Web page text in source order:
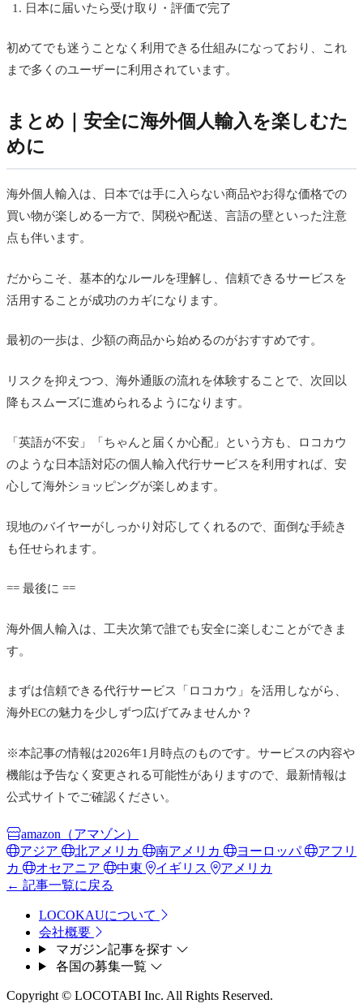
日本に届いたら受け取り・評価で完了
初めてでも迷うことなく利用できる仕組みになっており、これ
まで多くのユーザーに利用されています。
まとめ｜安全に海外個人輸入を楽しむた
めに
海外個人輸入は、日本では手に入らない商品やお得な価格での
買い物が楽しめる一方で、関税や配送、言語の壁といった注意
点も伴います。
だからこそ、基本的なルールを理解し、信頼できるサービスを
活用することが成功のカギになります。
最初の一歩は、少額の商品から始めるのがおすすめです。
リスクを抑えつつ、海外通販の流れを体験することで、次回以
降もスムーズに進められるようになります。
「英語が不安」「ちゃんと届くか心配」という方も、ロコカウ
のような日本語対応の個人輸入代行サービスを利用すれば、安
心して海外ショッピングが楽しめます。
現地のバイヤーがしっかり対応してくれるので、面倒な手続き
も任せられます。
== 最後に ==
海外個人輸入は、工夫次第で誰でも安全に楽しむことができま
す。
まずは信頼できる代行サービス「ロコカウ」を活用しながら、
海外ECの魅力を少しずつ広げてみませんか？
※本記事の情報は2026年1月時点のものです。サービスの内容や
機能は予告なく変更される可能性がありますので、最新情報は
公式サイトでご確認ください。
amazon（アマゾン）
アジア
北アメリカ 南アメリカ ヨーロッパ
アフリ
カ
オセアニア 中東 イギリス
アメリカ
← 記事一覧に戻る
LOCOKAUについて
会社概要
マガジン記事を探す
各国の募集一覧
Copyright © LOCOTABI Inc. All Rights Reserved.